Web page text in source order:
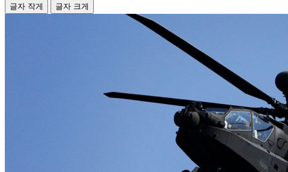
글자 작게 글자 크게